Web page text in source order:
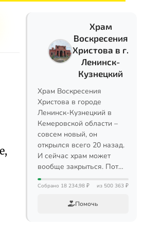
Храм
Воскресения
Христова в г.
Ленинск-
Кузнецкий
Храм Воскресения
Христова в городе
Ленинск-Кузнецкий в
Кемеровской области –
совсем новый, он
открылся всего 20 назад.
И сейчас храм может
вообще закрыться. Пот…
Собрано 18 234,98 ₽ из 500 363 ₽
Помочь